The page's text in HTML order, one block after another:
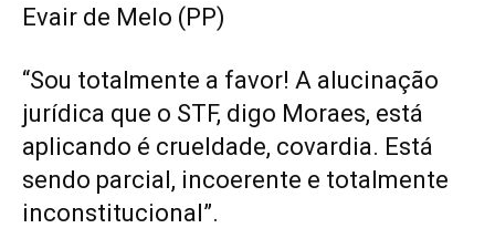
Evair de Melo (PP)
“Sou totalmente a favor! A alucinação
jurídica que o STF, digo Moraes, está
aplicando é crueldade, covardia. Está
sendo parcial, incoerente e totalmente
inconstitucional”.